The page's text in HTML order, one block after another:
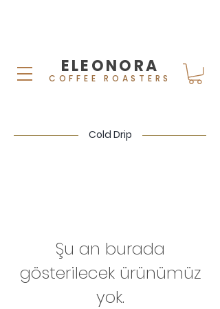
ELEONORA
COFFEE ROASTERS
Cold Drip
Şu an burada
gösterilecek ürünümüz
yok.